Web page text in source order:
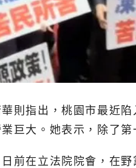
則指出，桃園市最近
巨大。她表示，除了
前在立法院院會，在